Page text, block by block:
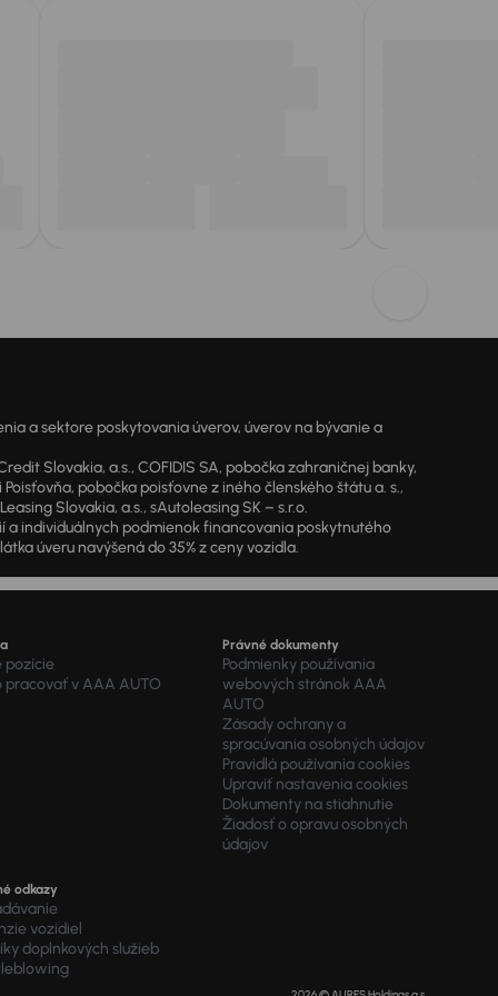
a sektore poskytovania úverov, úverov na bývanie a
Slovakia, a.s., COFIDIS SA, pobočka zahraničnej banky,
pobočka poisťovne z iného členského štátu a. s.,
Slovakia, a.s., sAutoleasing SK – s.r.o.
a individuálnych podmienok financovania poskytnutého
úveru navýšená do 35% z ceny vozidla.
pozície
pracovať v AAA AUTO
Právné dokumenty
Podmienky používania
webových stránok AAA
AUTO
Zásady ochrany a
spracúvania osobných údajov
Pravidlá používania cookies
Upraviť nastavenia cookies
Dokumenty na stiahnutie
Žiadosť o opravu osobných
údajov
odkazy
vozidiel
doplnkových služieb